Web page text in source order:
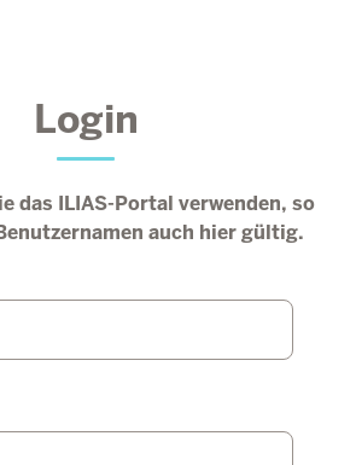
Login
das ILIAS-Portal verwenden, so
auch hier gültig.